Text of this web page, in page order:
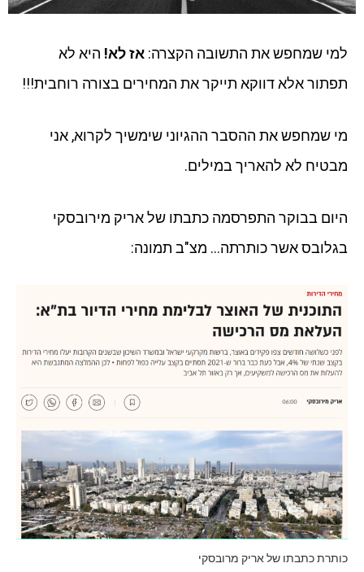
למי שמחפש את התשובה הקצרה: אז לא! היא לא
תפתור אלא דווקא תייקר את המחירים בצורה רוחבית!!!
מי שמחפש את ההסבר ההגיוני שימשיך לקרוא, אני
מבטיח לא להאריך במילים.
היום בבוקר התפרסמה כתבתו של אריק מירובסקי
בגלובס אשר כותרתה… מצ"ב תמונה:
כותרת כתבתו של אריק מרובסקי